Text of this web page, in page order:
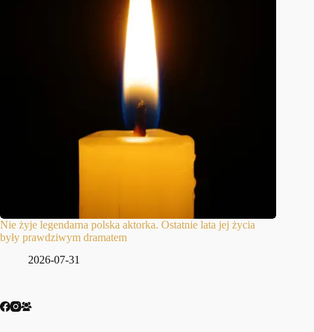
Nie żyje legendarna polska aktorka. Ostatnie lata jej życia
były prawdziwym dramatem
2026-07-31